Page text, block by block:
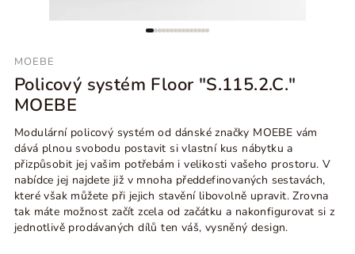
MOEBE
Policový systém Floor "S.115.2.C."
MOEBE
Modulární policový systém od dánské značky MOEBE vám
dává plnou svobodu postavit si vlastní kus nábytku a
přizpůsobit jej vašim potřebám i velikosti vašeho prostoru. V
nabídce jej najdete již v mnoha předdefinovaných sestavách,
které však můžete při jejich stavění libovolně upravit. Zrovna
tak máte možnost začít zcela od začátku a nakonfigurovat si z
jednotlivě prodávaných dílů ten váš, vysněný design.